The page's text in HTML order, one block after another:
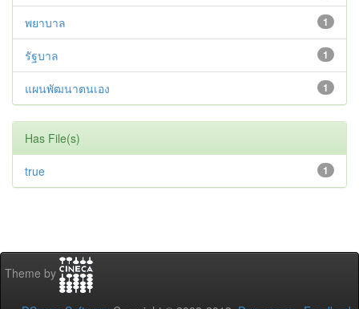
1
พยาบาล
1
รัฐบาล
1
แผนพัฒนาตนเอง
Has File(s)
1
true
Theme by